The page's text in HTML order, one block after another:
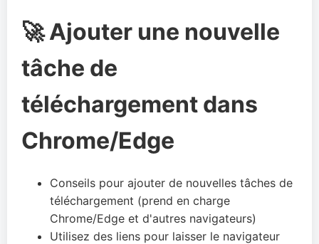
🚀 Ajouter une nouvelle
tâche de
téléchargement dans
Chrome/Edge
Conseils pour ajouter de nouvelles tâches de
téléchargement (prend en charge
Chrome/Edge et d'autres navigateurs)
Utilisez des liens pour laisser le navigateur